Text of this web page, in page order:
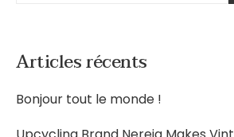
Articles récents
Bonjour tout le monde !